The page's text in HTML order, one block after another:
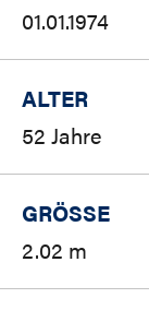
01.01.1974
ALTER
52 Jahre
GRÖSSE
2.02 m